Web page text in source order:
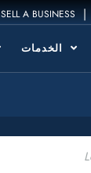
|
SELL A BUSINESS
الخدمات